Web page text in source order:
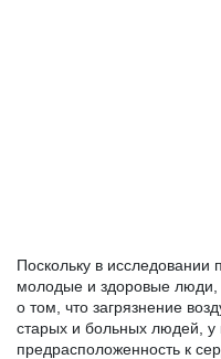
Поскольку в исследовании
молодые и здоровые люди,
о том, что загрязнение
старых и больных людей, у
предрасположенность к